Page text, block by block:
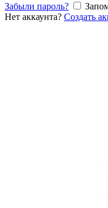
Забыли пароль?
Нет аккаунта? Создать